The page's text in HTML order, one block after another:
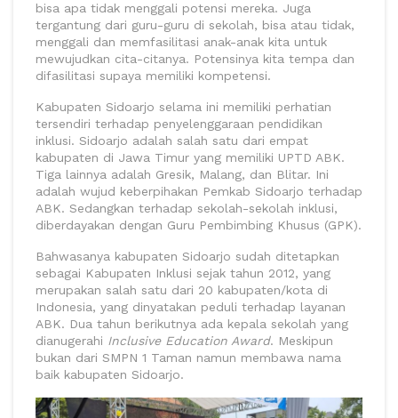
bisa apa tidak menggali potensi mereka. Juga
tergantung dari guru-guru di sekolah, bisa atau tidak,
menggali dan memfasilitasi anak-anak kita untuk
mewujudkan cita-citanya. Potensinya kita tempa dan
difasilitasi supaya memiliki kompetensi.
Kabupaten Sidoarjo selama ini memiliki perhatian
tersendiri terhadap penyelenggaraan pendidikan
inklusi. Sidoarjo adalah salah satu dari empat
kabupaten di Jawa Timur yang memiliki UPTD ABK.
Tiga lainnya adalah Gresik, Malang, dan Blitar. Ini
adalah wujud keberpihakan Pemkab Sidoarjo terhadap
ABK. Sedangkan terhadap sekolah-sekolah inklusi,
diberdayakan dengan Guru Pembimbing Khusus (GPK).
Bahwasanya kabupaten Sidoarjo sudah ditetapkan
sebagai Kabupaten Inklusi sejak tahun 2012, yang
merupakan salah satu dari 20 kabupaten/kota di
Indonesia, yang dinyatakan peduli terhadap layanan
ABK. Dua tahun berikutnya ada kepala sekolah yang
dianugerahi Inclusive Education Award. Meskipun
bukan dari SMPN 1 Taman namun membawa nama
baik kabupaten Sidoarjo.